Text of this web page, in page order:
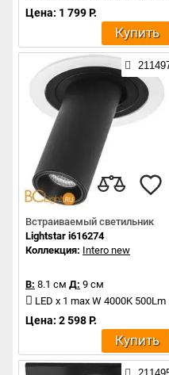
Цена: 1 799 Р.
Купить
Встраиваемый светильник
Lightstar i616274
Коллекция: Intero new
В: 8.1 см Д: 9 см
LED x 1 max W 4000K 500Lm
Цена: 2 598 Р.
Купить